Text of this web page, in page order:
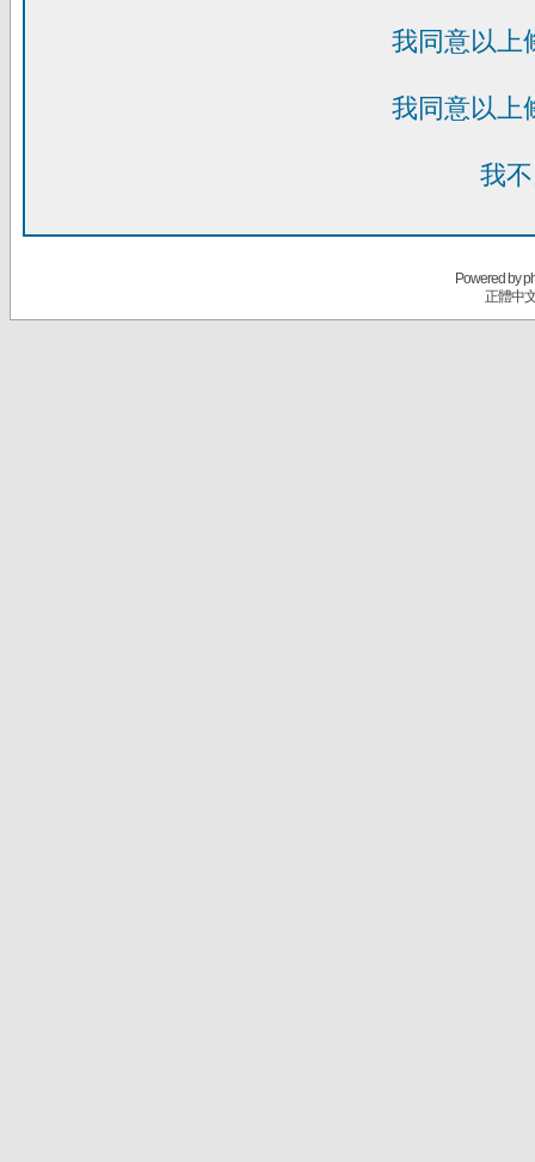
我同意以上
我同意以上
我
Powered by
正體中